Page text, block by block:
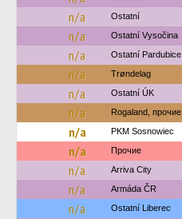
n/a Ostatní
n/a Ostatní Vysočina
n/a Ostatní Pardubice
n/a Trøndelag
n/a Ostatní ÚK
n/a Rogaland, прочие
n/a PKM Sosnowiec
n/a Прочие
n/a Arriva City
n/a Armáda ČR
n/a Ostatní Liberec